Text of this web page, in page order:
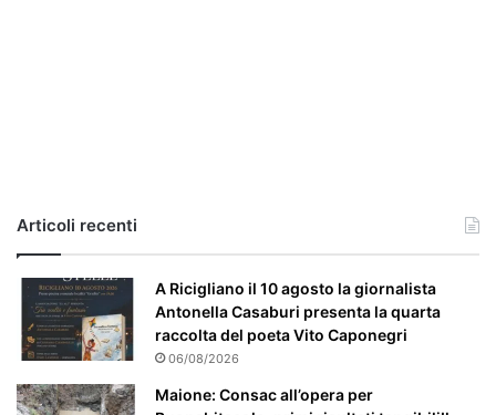
e
p
t
c
o
Articoli recenti
A Ricigliano il 10 agosto la giornalista
Antonella Casaburi presenta la quarta
raccolta del poeta Vito Caponegri
06/08/2026
Maione: Consac all’opera per